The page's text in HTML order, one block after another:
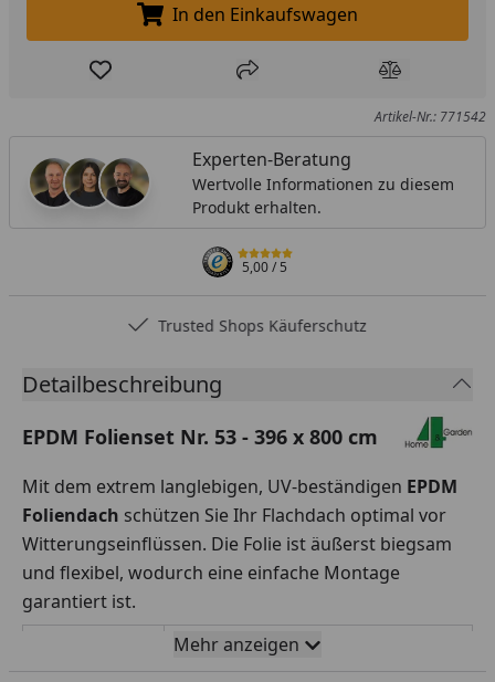
In den Einkaufswagen legen
In den Einkaufswagen
Produkt zur Wunschliste hinzufügen
Teilen Produkt
Artikel-Nr.: 771542
Experten-Beratung
Wertvolle Informationen zu diesem
Produkt erhalten.
5,00/ 5
Trusted Shops Käuferschutz
Detailbeschreibung
EPDM Folienset Nr. 53 - 396 x 800 cm
Mit dem extrem langlebigen, UV-beständigen EPDM
Foliendach schützen Sie Ihr Flachdach optimal vor
Witterungseinflüssen. Die Folie ist äußerst biegsam
und flexibel, wodurch eine einfache Montage
garantiert ist.
x Folienlänge
396 x 800 cm
Mehr anzeigen